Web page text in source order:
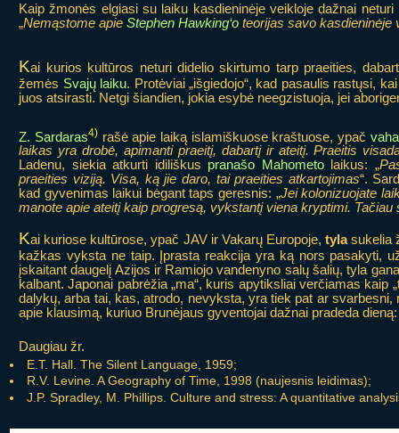
Kaip žmonės elgiasi su laiku kasdieninėje veikloje dažnai
„Nemąstome apieStephen Hawking‘o teorijas savo kasdieninėje
Kai kurios kultūros neturi didelio skirtumo tarp praeities,
žemės Svajų laiku. Protėviai „išgiedojo“, kad pasaulis rastųsi,
juos atsirasti. Netgi šiandien, jokia esybė neegzistuoja, jei
Z. Sardaras4)rašė apie laiką islamiškuose kraštuose, ypač
laikas yra drobė, apimanti praeitį, dabartį ir ateitį. Praeitis
Ladenu, siekia atkurti idiliškus pranašo Mahometolaikus: „
praeities viziją. Visa, ką jie daro, tai praeities atkartojimas“.
kad gyvenimas laikui bėgant taps geresnis: „Jei kolonizuojate
manote apie ateitį kaip progresą, vykstantį viena kryptimi.
Kai kuriose kultūrose, ypač JAV ir Vakarų Europoje,tylasukelia
kažkas vyksta ne taip. Įprasta reakcija yra ką nors pasakyti,
įskaitant daugelį Azijos ir Ramiojo vandenyno salų šalių, tyla
kalbant. Japonai pabrėžia „ma“, kuris apytiksliai verčiamas kaip
dalykų, arba tai, kas, atrodo, nevyksta, yra tiek pat ar
apie klausimą, kuriuo Brunėjaus gyventojai dažnai pradeda
Daugiau žr.
E.T. Hall. The Silent Language, 1959;
R.V. Levine. A Geography of Time, 1998 (naujesnis leidimas);
J.P. Spradley, M. Phillips. Culture and stress: A quantitative